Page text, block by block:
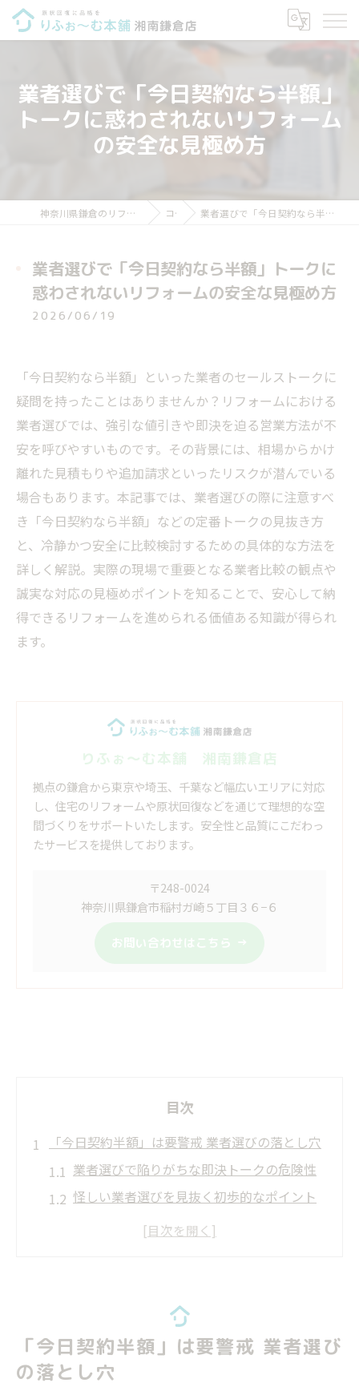
業者選びで「今日契約なら半額」
トークに惑わされないリフォーム
の安全な見極め方
神奈川県鎌倉のリフォームならりふぉ～む本舗 湘南鎌倉店 コラム 業者選びで「今日契約なら半額」トークに惑わされないリフォームの安全な見極め方
業者選びで「今日契約なら半額」トークに
惑わされないリフォームの安全な見極め方
2026/06/19
「今日契約なら半額」といった業者のセールストークに
疑問を持ったことはありませんか？リフォームにおける
業者選びでは、強引な値引きや即決を迫る営業方法が不
安を呼びやすいものです。その背景には、相場からかけ
離れた見積もりや追加請求といったリスクが潜んでいる
場合もあります。本記事では、業者選びの際に注意すべ
き「今日契約なら半額」などの定番トークの見抜き方
と、冷静かつ安全に比較検討するための具体的な方法を
詳しく解説。実際の現場で重要となる業者比較の観点や
誠実な対応の見極めポイントを知ることで、安心して納
得できるリフォームを進められる価値ある知識が得られ
ます。
りふぉ～む本舗 湘南鎌倉店
拠点の鎌倉から東京や埼玉、千葉など幅広いエリアに対応
し、住宅のリフォームや原状回復などを通じて理想的な空
間づくりをサポートいたします。安全性と品質にこだわっ
たサービスを提供しております。
〒248-0024
神奈川県鎌倉市稲村ガ崎５丁目３６−６
お問い合わせはこちら
目次
「今日契約半額」は要警戒 業者選びの落とし穴
業者選びで陥りがちな即決トークの危険性
怪しい業者選びを見抜く初歩的なポイント
業者選びで値引き話が出た時の冷静な判断
業者選びで注意したい契約前の確認事項
怪しいリフォーム営業の定番トーク見抜く方法
業者選びでよくある怪しい営業手法に注意
リフォーム業者選びで定番トークを疑う視
「今日契約半額」は要警戒 業者選び
の落とし穴